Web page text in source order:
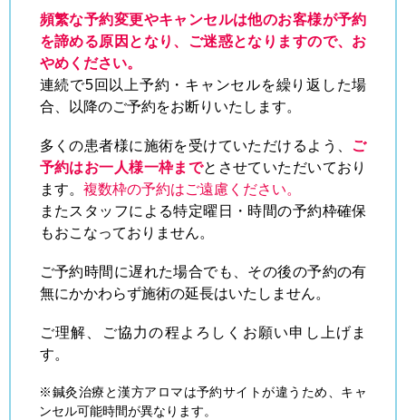
頻繁な予約変更やキャンセルは他のお客様が予約
を諦める原因となり、ご迷惑となりますので、お
やめください。
連続で5回以上予約・キャンセルを繰り返した場
合、以降のご予約をお断りいたします。
多くの患者様に施術を受けていただけるよう、 ご
予約はお一人様一枠までとさせていただいており
ます。 複数枠の予約はご遠慮ください。
またスタッフによる特定曜日・時間の予約枠確保
もおこなっておりません。
ご予約時間に遅れた場合でも、その後の予約の有
無にかかわらず施術の延長はいたしません。
ご理解、ご協力の程よろしくお願い申し上げま
す。
※鍼灸治療と漢方アロマは予約サイトが違うため、キャ
ンセル可能時間が異なります。